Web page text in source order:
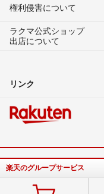
権利侵害について
ラクマ公式ショップ
出店について
リンク
楽天のグループサービス